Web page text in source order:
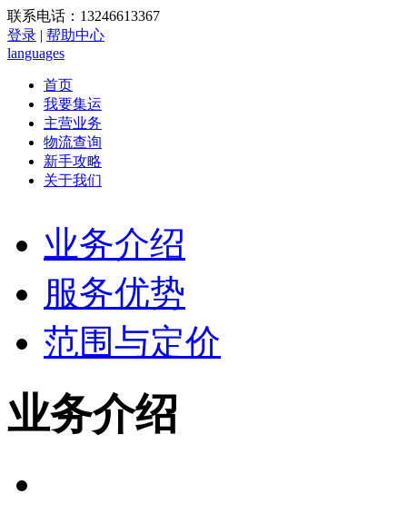
联系电话：13246613367
登录 | 帮助中心
languages
首页
我要集运
主营业务
物流查询
新手攻略
关于我们
业务介绍
服务优势
范围与定价
业务介绍